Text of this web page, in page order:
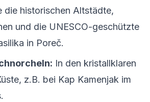
die historischen Altstädte,
und die UNESCO-geschützte
in Poreč.
In den kristallklaren
z.B. bei Kap Kamenjak im